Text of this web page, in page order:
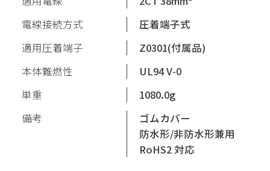
電線接続方式
圧着端子式
適用圧着端子
Z0301(付属品)
本体難燃性
UL94 V-0
単重
1080.0g
備考
ゴムカバー
防水形/非防水形兼用
RoHS2 対応